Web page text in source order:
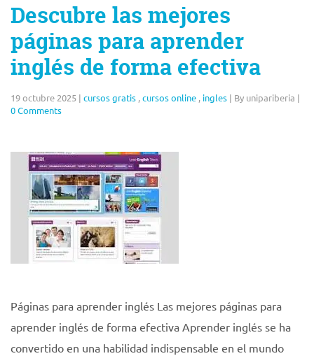
Descubre las mejores
páginas para aprender
inglés de forma efectiva
19 octubre 2025 | cursos gratis ,cursos online , ingles | By unipariberia |
0 Comments
Páginas para aprender inglés Las mejores páginas para
aprender inglés de forma efectiva Aprender inglés se ha
convertido en una habilidad indispensable en el mundo